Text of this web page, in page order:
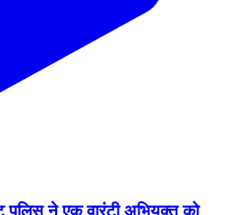
पुलिस ने एक वारंटी अभियुक्त को